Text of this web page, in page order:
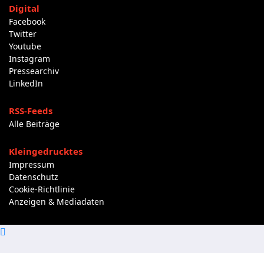
Digital
Facebook
Twitter
Youtube
Instagram
Pressearchiv
LinkedIn
RSS-Feeds
Alle Beiträge
Kleingedrucktes
Impressum
Datenschutz
Cookie-Richtlinie
Anzeigen & Mediadaten